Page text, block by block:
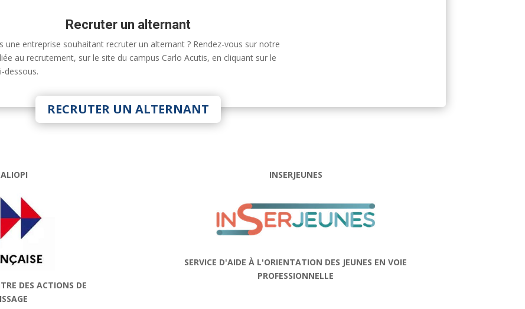
Recruter un alternant
une entreprise souhaitant recruter un alternant ? Rendez-vous sur notre
au recrutement, sur le site du campus Carlo Acutis, en cliquant sur le
dessous.
RECRUTER UN ALTERNANT
DES ACTIONS DE
INSERJEUNES
SERVICE D'AIDE À L'ORIENTATION DES JEUNES EN VOIE
PROFESSIONNELLE